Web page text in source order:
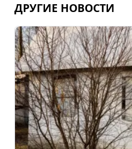
ДРУГИЕ НОВОСТИ